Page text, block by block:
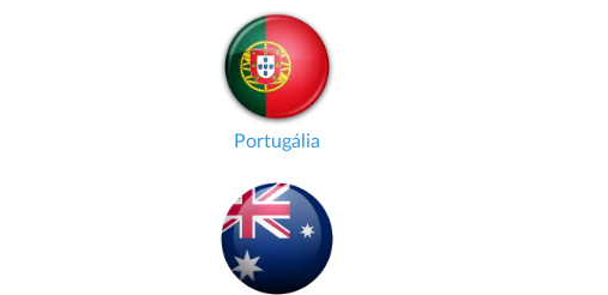
Portugália